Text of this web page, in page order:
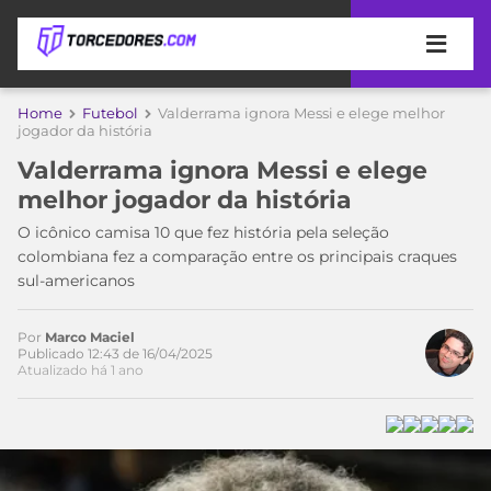
APOSTAS
DE
APOSTA
MELHORES
SITES
DE
APOSTAS
2026
BETBOOM
COPA
DO
MUNDO
MEU
TIME
PALMEIRAS
CAMPEONATOS
SÉRIE
ESPORTIVA
Home Futebol
Valderrama ignora Messi e elege melhor
jogador da história
Valderrama ignora Messi e elege
melhor jogador da história
O icônico camisa 10 que fez história pela seleção
colombiana fez a comparação entre os principais craques
sul-americanos
Por Marco Maciel
Publicado 12:43 de 16/04/2025
Atualizado há 1 ano